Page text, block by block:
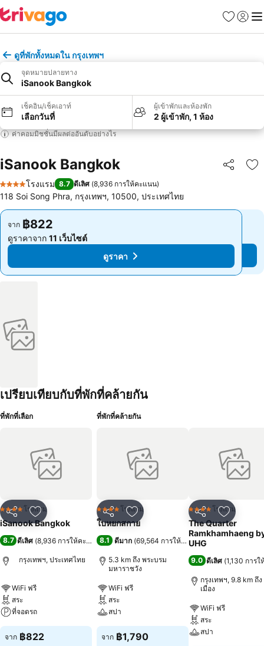
รายการโป
เข้าสู่ร
เมนู
ดูที่พักทั้งหมดใน กรุงเทพฯ
จุดหมายปลายทาง
iSanook Bangkok
เช็คอิน/เช็คเอาท์
เลือกวันที่
ผู้เข้าพักและห้องพัก
2 ผู้เข้าพัก, 1 ห้อง
ค่าคอมมิชชั่นมีผลต่ออันดับอย่างไร
iSanook Bangkok แชร์
เ
4 ดาว
โรงแรม 8.7 ดีเลิศ (8,936 การให้คะแนน)
118 Soi Song Phra, กรุงเทพฯ, 10500, ประเทศไทย
จาก ฿822
ดูราคาจาก 11 เว็บไซต์
ดูราคา
จาก ฿822
ดูราคาจาก 11 เว็บไซต์
ดูราคา
เปรียบเทียบกับที่พักที่คล้ายกัน
ที่พักที่เลือก
แชร์ เพิ่มในรายการโปรด
4 ดาว โรงแรม
iSanook Bangkok
8.7 ดีเลิศ (8,936 การให้คะแนน)
กรุงเทพฯ, ประเทศไทย
WiFi ฟรี
สระ
ที่จอดรถ
จาก ฿822
ที่พักที่คล้ายกัน
แชร์ เพิ่มในรายการโปรด
4 ดาว โรงแรม
ใบหยกสกาย
8.1 ดีมาก (69,564 การให้คะแนน)
5.3 km ถึง พระบรม
มหาราชวัง
WiFi ฟรี
สระ
สปา
จาก ฿1,790
แชร์ เพิ่มในรา
4 ดาว โรงแรม
The Quarter
Ramkhamhaeng
UHG
9.0 ดีเลิศ (1,130 การ
กรุงเทพฯ, 9.8 km ถึ
เมือง
WiFi ฟรี
สระ
สปา